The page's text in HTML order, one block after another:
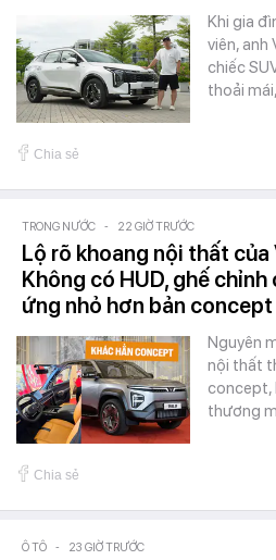
Khi gia
viên, anh
chiếc
thoải
Chia sẻ
TRONG NƯỚC - 22 GIỜ TRƯỚC
Lộ rõ khoang nội thất của
Không có HUD, ghế chỉnh
ứng nhỏ hơn bản concept
Nguyên
nội thất
concept,
thương
Chia sẻ
Ô TÔ - 23 GIỜ TRƯỚC